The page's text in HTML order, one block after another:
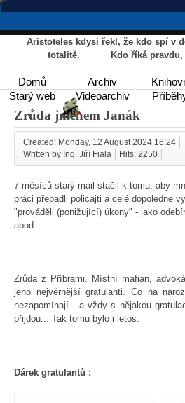
Aristoteles kdysi řekl, že kdo spí v
totalitě. Kdo říká pravdu,
Domů Archiv
Starý web
Videoarchiv
Zrůda jménem Janák
Created: Monday, 12 August 2024 16:24
Written by Ing. Jiří Fiala
Hits: 2250
7 měsíců starý mail stačil k tomu, aby
práci přepadli policajti a celé dopoledne
"prováděli (ponižující) úkony" - jako
apod.
Zrůda z Příbrami. Místní mafián,
jeho nejvěrnější gratulanti. Co na
nezapomínají - a vždy s nějakou
přijdou... Tak tomu bylo i letos.
Dárek gratulantů :